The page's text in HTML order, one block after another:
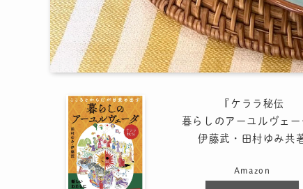
『ケララ秘伝
暮らしのアーユルヴェー
伊藤武・田村ゆみ共
Amazon